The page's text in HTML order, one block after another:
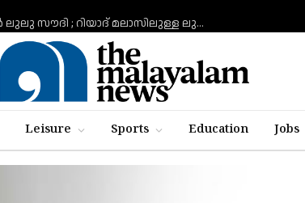
പൃഥ്വിരാജിനെയും ടീം ഖലീഫയെയും വരവേല്‍ക്കാന്‍ ലുലു സൗദി ; റിയാദ് മലാസിലുള്ള ലുലു ഹൈപ്പര്‍മാര്‍ക്കറ്റിലാണ് സംഘം എത്തുന്നത്
Leisure Sports Education Jobs